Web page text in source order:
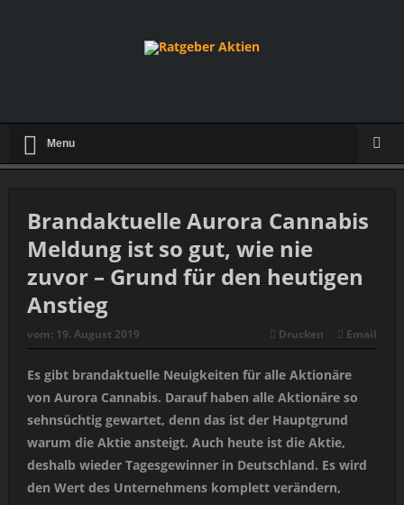
Menu
Brandaktuelle Aurora Cannabis
Meldung ist so gut, wie nie
zuvor – Grund für den heutigen
Anstieg
vom: 19. August 2019 Drucken Email
Es gibt brandaktuelle Neuigkeiten für alle Aktionäre
von Aurora Cannabis. Darauf haben alle Aktionäre so
sehnsüchtig gewartet, denn das ist der Hauptgrund
warum die Aktie ansteigt. Auch heute ist die Aktie,
deshalb wieder Tagesgewinner in Deutschland. Es wird
den Wert des Unternehmens komplett verändern,